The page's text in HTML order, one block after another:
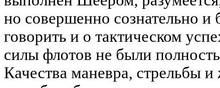
но совершенно сознательно и
говорить и о тактическом
силы флотов не были
Качества маневра, стрельбы